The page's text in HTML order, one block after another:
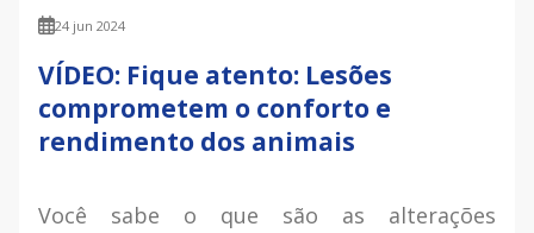
24 jun 2024
VÍDEO: Fique atento: Lesões
comprometem o conforto e
rendimento dos animais
Você sabe o que são as alterações